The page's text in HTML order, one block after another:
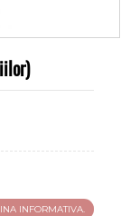
INFORMATIVA.